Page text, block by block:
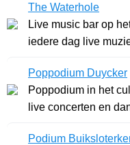
The Waterhole
Live music bar op
iedere dag live
Poppodium Duycker
Poppodium in het
live concerten en
Podium